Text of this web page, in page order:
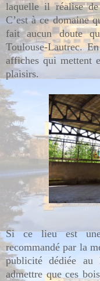
laquelle il réalise
C’est à ce domaine
fait aucun doute
Toulouse-Lautrec.
affiches qui mettent
plaisirs.
Si ce lieu est une
recommandé par la
publicité dédiée
admettre que ces